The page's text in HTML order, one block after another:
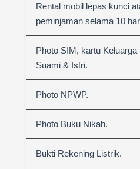
Rental mobil lepas kunci
peminjaman selama 10
Photo SIM, kartu
Suami & Istri.
Photo NPWP.
Photo Buku Nikah.
Bukti Rekening Listrik.